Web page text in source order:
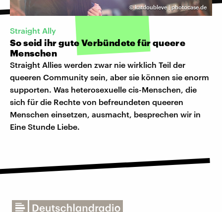
©katdoubleve | photocase.de
Straight Ally
So seid ihr gute Verbündete für queere
Menschen
Straight Allies werden zwar nie wirklich Teil der
queeren Community sein, aber sie können sie enorm
supporten. Was heterosexuelle cis-Menschen, die
sich für die Rechte von befreundeten queeren
Menschen einsetzen, ausmacht, besprechen wir in
Eine Stunde Liebe.